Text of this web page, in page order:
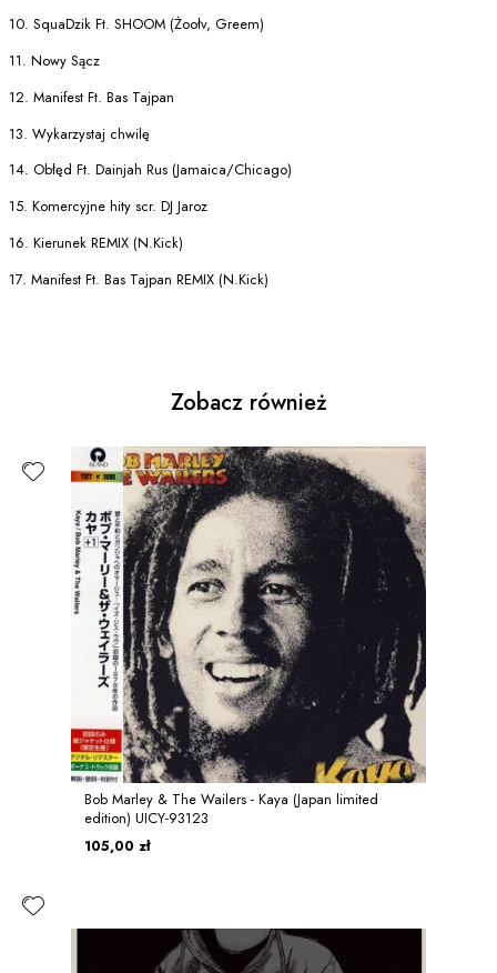
10. SquaDzik Ft. SHOOM (Żoołv, Greem)
11. Nowy Sącz
12. Manifest Ft. Bas Tajpan
13. Wykarzystaj chwilę
14. Obłęd Ft. Dainjah Rus (Jamaica/Chicago)
15. Komercyjne hity scr. DJ Jaroz
16. Kierunek REMIX (N.Kick)
17. Manifest Ft. Bas Tajpan REMIX (N.Kick)
Zobacz również
Bob Marley & The Wailers - Kaya (Japan limited
edition) UICY-93123
105,00 zł